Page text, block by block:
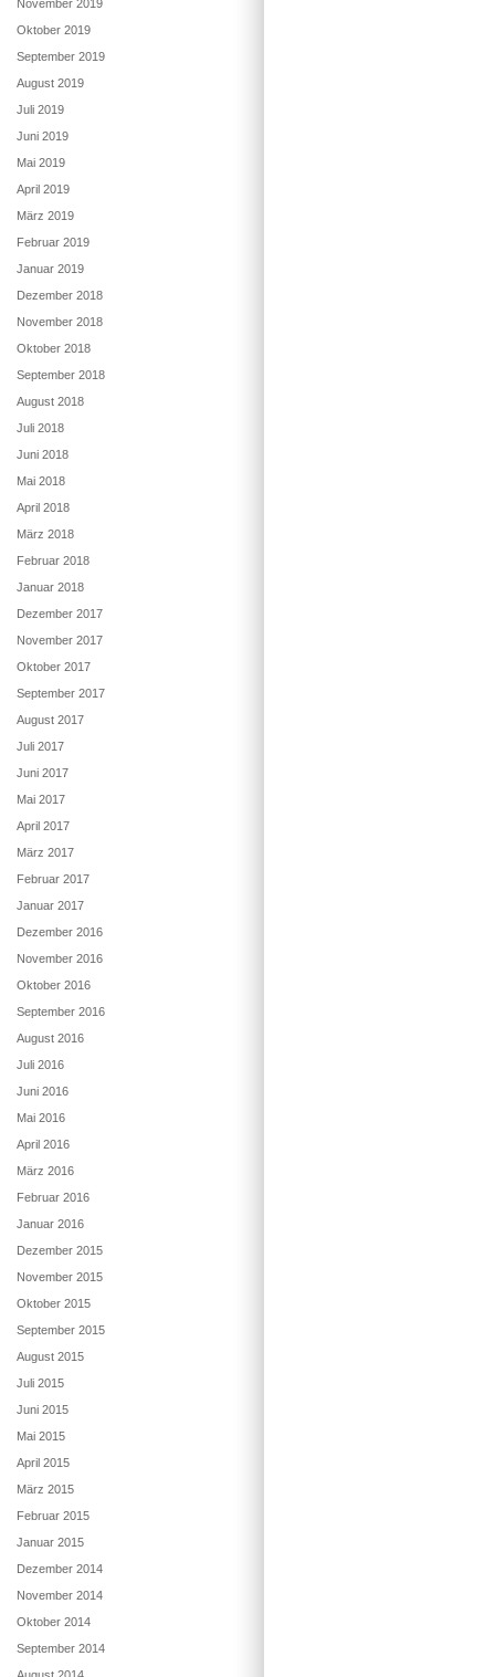
November 2019
Oktober 2019
September 2019
August 2019
Juli 2019
Juni 2019
Mai 2019
April 2019
März 2019
Februar 2019
Januar 2019
Dezember 2018
November 2018
Oktober 2018
September 2018
August 2018
Juli 2018
Juni 2018
Mai 2018
April 2018
März 2018
Februar 2018
Januar 2018
Dezember 2017
November 2017
Oktober 2017
September 2017
August 2017
Juli 2017
Juni 2017
Mai 2017
April 2017
März 2017
Februar 2017
Januar 2017
Dezember 2016
November 2016
Oktober 2016
September 2016
August 2016
Juli 2016
Juni 2016
Mai 2016
April 2016
März 2016
Februar 2016
Januar 2016
Dezember 2015
November 2015
Oktober 2015
September 2015
August 2015
Juli 2015
Juni 2015
Mai 2015
April 2015
März 2015
Februar 2015
Januar 2015
Dezember 2014
November 2014
Oktober 2014
September 2014